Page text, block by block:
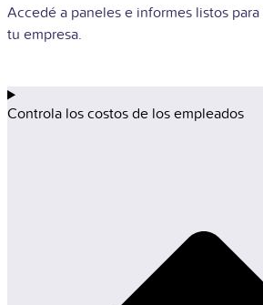
Accedé a paneles e informes listos para
tu empresa.
Controla los costos de los empleados